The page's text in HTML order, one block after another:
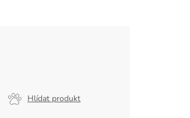
Hlídat produkt